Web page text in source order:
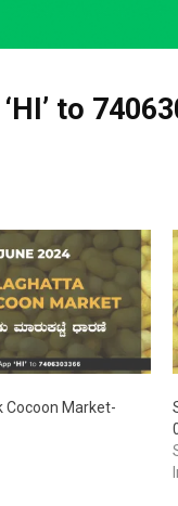
to
Cocoon Market-